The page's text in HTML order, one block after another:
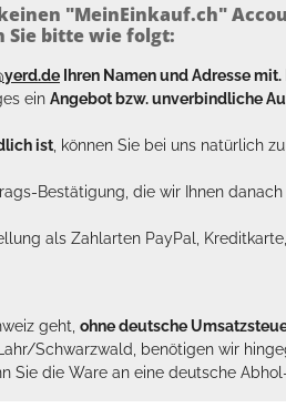
"MeinEinkauf.ch"
Sie bitte wie folgt:
Ihren Namen und Adresse
ein Angebot bzw. unverbindliche
ist , können Sie bei uns natürlich
Bestätigung, die wir Ihnen
als Zahlarten PayPal,
geht, ohne deutsche
Schwarzwald, benötigen wir
Sie die Ware an eine deutsche